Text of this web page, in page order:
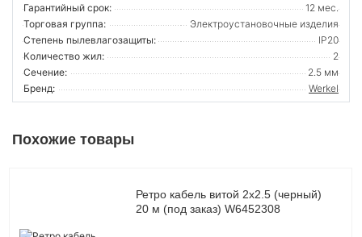
Гарантийный срок:
12 мес.
Торговая группа:
Электроустановочные изделия
Степень пылевлагозащиты:
IP20
Количество жил:
2
Сечение:
2.5 мм
Бренд:
Werkel
Похожие товары
Ретро кабель витой 2х2.5 (черный)
20 м (под заказ) W6452308